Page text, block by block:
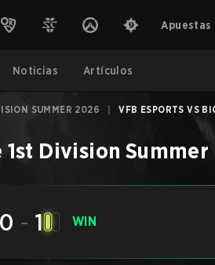
Apuestas
Noticias Artículos
SUMMER 2026 VFB ESPORTS VS
Division Summer
- 1 WIN